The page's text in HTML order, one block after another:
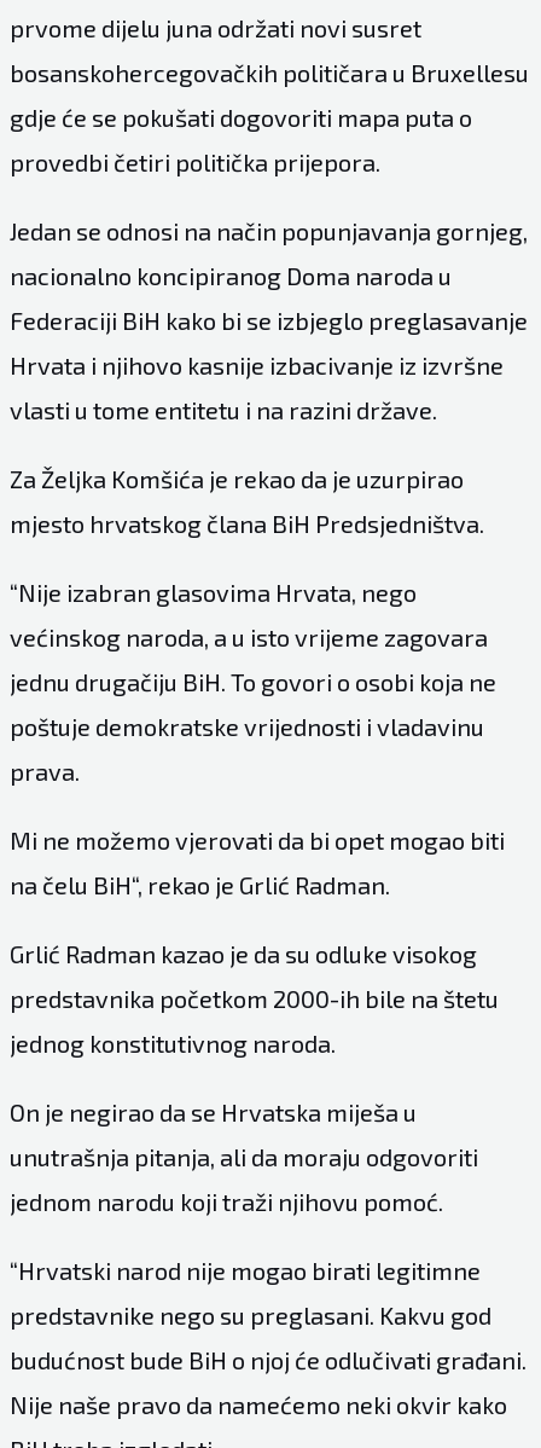
prvome dijelu juna održati novi susret
bosanskohercegovačkih političara u Bruxellesu
gdje će se pokušati dogovoriti mapa puta o
provedbi četiri politička prijepora.
Jedan se odnosi na način popunjavanja gornjeg,
nacionalno koncipiranog Doma naroda u
Federaciji BiH kako bi se izbjeglo preglasavanje
Hrvata i njihovo kasnije izbacivanje iz izvršne
vlasti u tome entitetu i na razini države.
Za Željka Komšića je rekao da je uzurpirao
mjesto hrvatskog člana BiH Predsjedništva.
“Nije izabran glasovima Hrvata, nego
većinskog naroda, a u isto vrijeme zagovara
jednu drugačiju BiH. To govori o osobi koja ne
poštuje demokratske vrijednosti i vladavinu
prava.
Mi ne možemo vjerovati da bi opet mogao biti
na čelu BiH“, rekao je Grlić Radman.
Grlić Radman kazao je da su odluke visokog
predstavnika početkom 2000-ih bile na štetu
jednog konstitutivnog naroda.
On je negirao da se Hrvatska miješa u
unutrašnja pitanja, ali da moraju odgovoriti
jednom narodu koji traži njihovu pomoć.
“Hrvatski narod nije mogao birati legitimne
predstavnike nego su preglasani. Kakvu god
budućnost bude BiH o njoj će odlučivati građani.
Nije naše pravo da namećemo neki okvir kako